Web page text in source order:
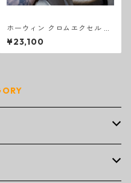
ホーウィン クロムエクセル ト
ラッカーウォレット エクスト
ラスモール
¥23,100